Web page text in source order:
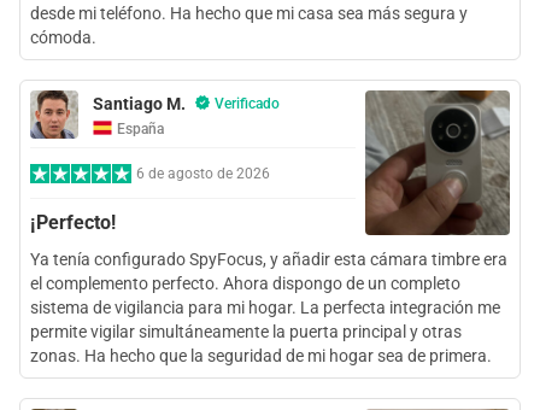
desde mi teléfono. Ha hecho que mi casa sea más segura y
cómoda.
Santiago M.
Verificado
España
6 de agosto de 2026
¡Perfecto!
Ya tenía configurado SpyFocus, y añadir esta cámara timbre era
el complemento perfecto. Ahora dispongo de un completo
sistema de vigilancia para mi hogar. La perfecta integración me
permite vigilar simultáneamente la puerta principal y otras
zonas. Ha hecho que la seguridad de mi hogar sea de primera.